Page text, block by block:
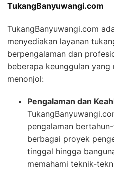
TukangBanyuwangi.com
TukangBanyuwangi.com
menyediakan layanan
berpengalaman dan
beberapa keunggulan yang
menonjol:
Pengalaman dan
pengalaman
berbagai proyek
tinggal hingga
memahami teknik-